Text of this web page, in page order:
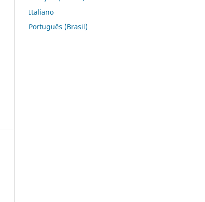
Italiano
Português (Brasil)